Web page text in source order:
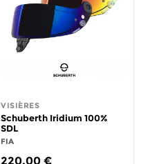
VISIÈRES
Schuberth Iridium 100%
SDL
FIA
220,00 €